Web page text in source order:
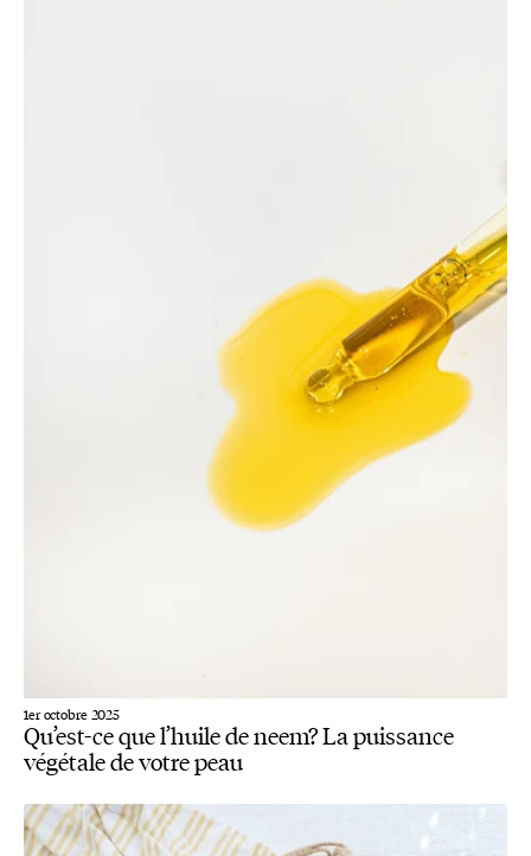
1er octobre 2025
Qu’est-ce que l’huile de neem? La puissance
végétale de votre peau